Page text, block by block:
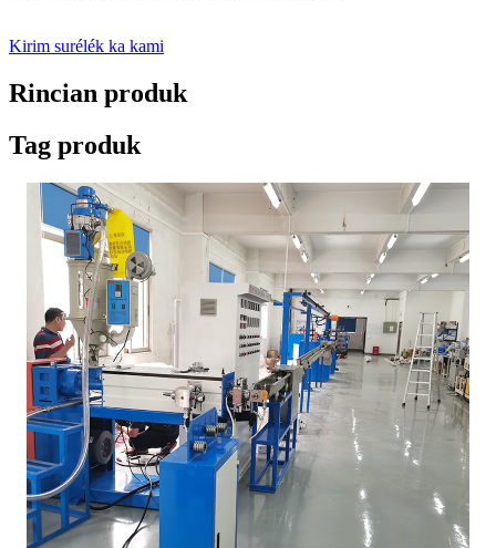
Kirim surélék ka kami
Rincian produk
Tag produk